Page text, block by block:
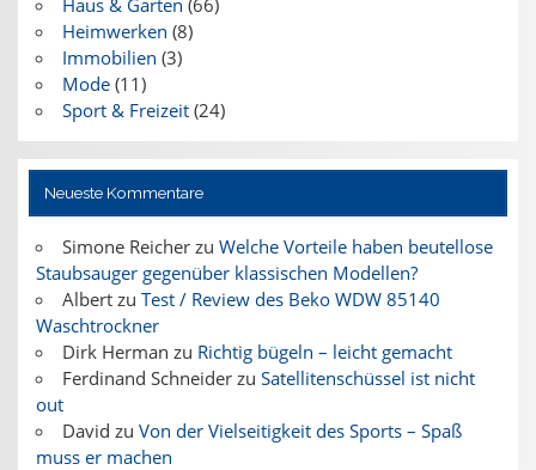
Heimwerken (8)
Immobilien (3)
Mode(11)
Sport & Freizeit(24)
Neueste Kommentare
Simone Reicherzu Welche Vorteile haben beutellose
Staubsauger gegenüber klassischen Modellen?
Albertzu Test / Review des Beko WDW 85140
Waschtrockner
Dirk Herman zu Richtig bügeln – leicht gemacht
Ferdinand Schneiderzu Satellitenschüssel ist nicht
out
David zu Von der Vielseitigkeit des Sports – Spaß
muss er machen